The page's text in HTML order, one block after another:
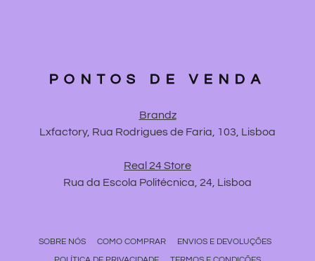
PONTOS DE VENDA
Brandz
Lxfactory, Rua Rodrigues de Faria, 103, Lisboa
Real 24 Store
Rua da Escola Politécnica, 24, Lisboa
SOBRE NÓS COMO COMPRAR
ENVIOS E DEVOLUÇÕES